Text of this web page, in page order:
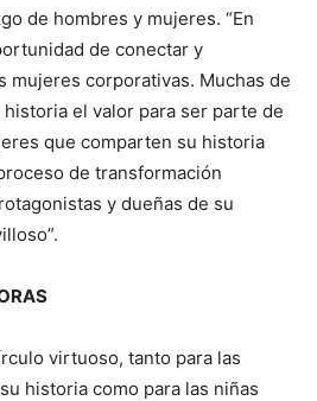
de hombres y mujeres. “En
de conectar y
mujeres corporativas. Muchas de
el valor para ser parte de
que comparten su historia
de transformación
y dueñas de su
virtuoso, tanto para las
historia como para las niñas